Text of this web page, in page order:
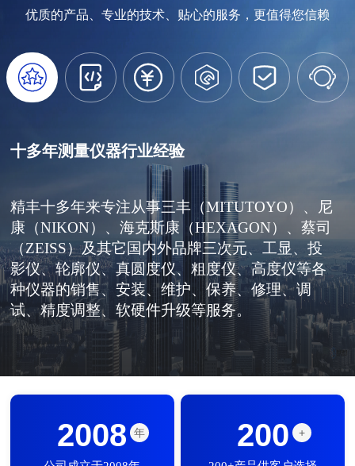
优质的产品、专业的技术、贴心的服务，更值得您信赖
     
十多年测量仪器行业经验
精丰十多年来专注从事三丰（MITUTOYO）、尼
康（NIKON）、海克斯康（HEXAGON）、蔡司
（ZEISS）及其它国内外品牌三次元、工显、投
影仪、轮廓仪、真圆度仪、粗度仪、高度仪等各
种仪器的销售、安装、维护、保养、修理、调
试、精度调整、软硬件升级等服务。
2008 年 200 +